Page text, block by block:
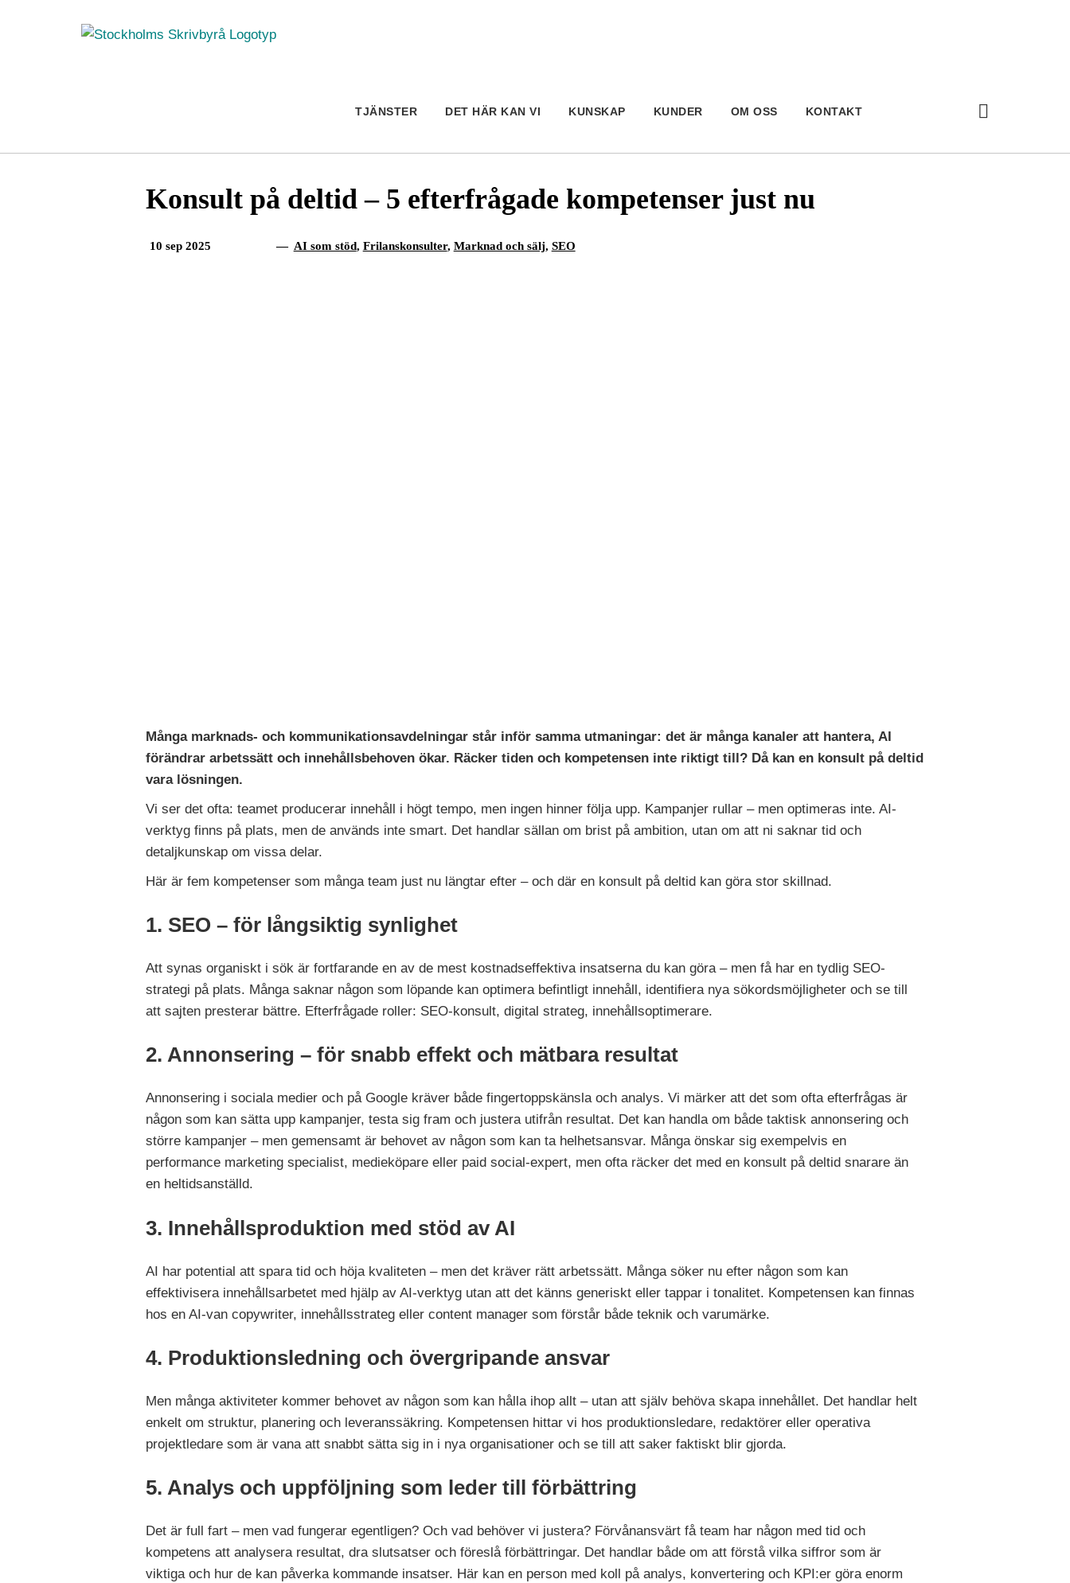
TJÄNSTER DET HÄR KAN VI KUNSKAP KUNDER OM OSS KONTAKT
Konsult på deltid – 5 efterfrågade kompetenser just nu
10 sep 2025 — AI som stöd, Frilanskonsulter, Marknad och sälj, SEO
Många marknads- och kommunikationsavdelningar står inför samma utmaningar: det är många kanaler att hantera, AI
förändrar arbetssätt och innehållsbehoven ökar. Räcker tiden och kompetensen inte riktigt till? Då kan en konsult på deltid
vara lösningen.
Vi ser det ofta: teamet producerar innehåll i högt tempo, men ingen hinner följa upp. Kampanjer rullar – men optimeras inte. AI-
verktyg finns på plats, men de används inte smart. Det handlar sällan om brist på ambition, utan om att ni saknar tid och
detaljkunskap om vissa delar.
Här är fem kompetenser som många team just nu längtar efter – och där en konsult på deltid kan göra stor skillnad.
1. SEO – för långsiktig synlighet
Att synas organiskt i sök är fortfarande en av de mest kostnadseffektiva insatserna du kan göra – men få har en tydlig SEO-
strategi på plats. Många saknar någon som löpande kan optimera befintligt innehåll, identifiera nya sökordsmöjligheter och se till
att sajten presterar bättre. Efterfrågade roller: SEO-konsult, digital strateg, innehållsoptimerare.
2. Annonsering – för snabb effekt och mätbara resultat
Annonsering i sociala medier och på Google kräver både fingertoppskänsla och analys. Vi märker att det som ofta efterfrågas är
någon som kan sätta upp kampanjer, testa sig fram och justera utifrån resultat. Det kan handla om både taktisk annonsering och
större kampanjer – men gemensamt är behovet av någon som kan ta helhetsansvar. Många önskar sig exempelvis en
performance marketing specialist, medieköpare eller paid social-expert, men ofta räcker det med en konsult på deltid snarare än
en heltidsanställd.
3. Innehållsproduktion med stöd av AI
AI har potential att spara tid och höja kvaliteten – men det kräver rätt arbetssätt. Många söker nu efter någon som kan
effektivisera innehållsarbetet med hjälp av AI-verktyg utan att det känns generiskt eller tappar i tonalitet. Kompetensen kan finnas
hos en AI-van copywriter, innehållsstrateg eller content manager som förstår både teknik och varumärke.
4. Produktionsledning och övergripande ansvar
Men många aktiviteter kommer behovet av någon som kan hålla ihop allt – utan att själv behöva skapa innehållet. Det handlar helt
enkelt om struktur, planering och leveranssäkring. Kompetensen hittar vi hos produktionsledare, redaktörer eller operativa
projektledare som är vana att snabbt sätta sig in i nya organisationer och se till att saker faktiskt blir gjorda.
5. Analys och uppföljning som leder till förbättring
Det är full fart – men vad fungerar egentligen? Och vad behöver vi justera? Förvånansvärt få team har någon med tid och
kompetens att analysera resultat, dra slutsatser och föreslå förbättringar. Det handlar både om att förstå vilka siffror som är
viktiga och hur de kan påverka kommande insatser. Här kan en person med koll på analys, konvertering och KPI:er göra enorm